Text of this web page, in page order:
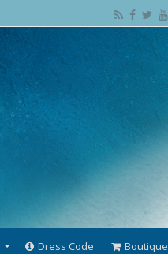
Dress Code Boutique